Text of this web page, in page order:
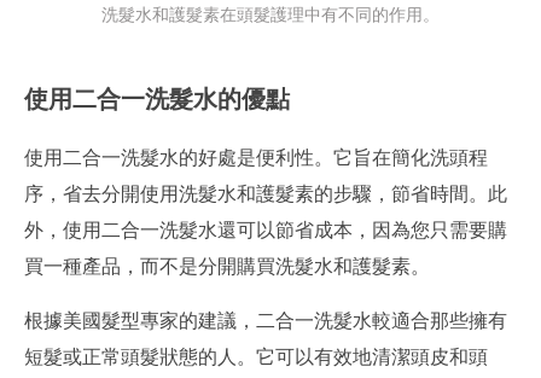
洗髮水和護髮素在頭髮護理中有不同的作用。
使用二合一洗髮水的優點
使用二合一洗髮水的好處是便利性。它旨在簡化洗頭程
序，省去分開使用洗髮水和護髮素的步驟，節省時間。此
外，使用二合一洗髮水還可以節省成本，因為您只需要購
買一種產品，而不是分開購買洗髮水和護髮素。
根據美國髮型專家的建議，二合一洗髮水較適合那些擁有
短髮或正常頭髮狀態的人。它可以有效地清潔頭皮和頭